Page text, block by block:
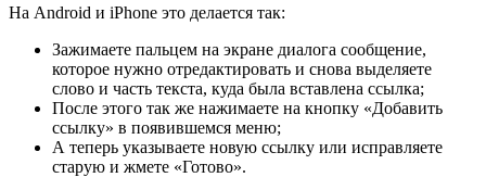
На Android и iPhone это делается так:
Зажимаете пальцем на экране диалога сообщение,
которое нужно отредактировать и снова выделяете
слово и часть текста, куда была вставлена ссылка;
После этого так же нажимаете на кнопку «Добавить
ссылку» в появившемся меню;
А теперь указываете новую ссылку или исправляете
старую и жмете «Готово».